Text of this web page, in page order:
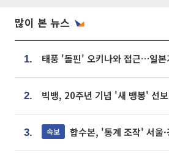
많이 본 뉴스
1.
2.
3. 속보 합수본, '통계 조작' 서울·경기·충북